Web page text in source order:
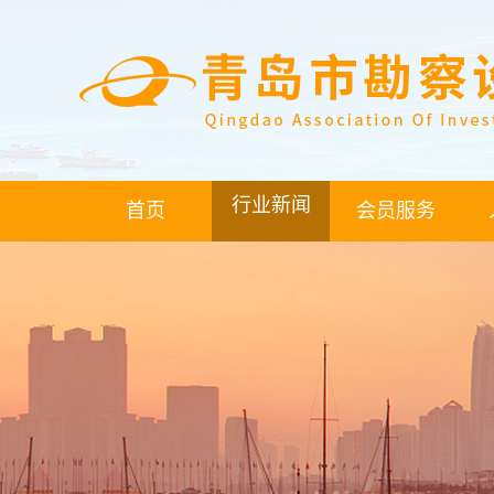
首页 行业新闻 会员服务